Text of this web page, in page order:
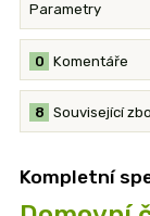
Parametry
Komentáře
0
Související
8
Kompletní